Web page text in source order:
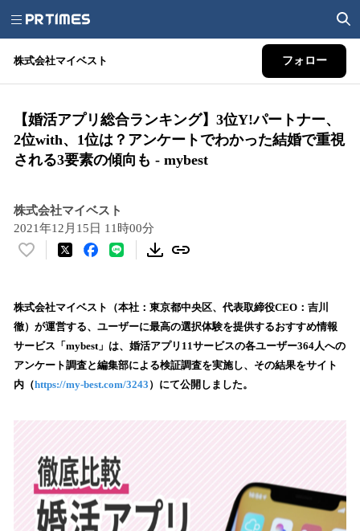
株式会社マイベスト フォロー
【婚活アプリ総合ランキング】3位Y!パートナー、
2位with、1位は？アンケートでわかった結婚で重視
される3要素の傾向も - mybest
株式会社マイベスト
2021年12月15日 11時00分
い
！
数
を
読
込
す
株式会社マイベスト（本社：東京都中央区、代表取締役CEO：吉川
徹）が運営する、ユーザーに最高の選択体験を提供するおすすめ情報
サービス「mybest」は、婚活アプリ11サービスの各ユーザー364人への
アンケート調査と編集部による検証調査を実施し、その結果をサイト
内（https://my-best.com/3243 ）にて公開しました。